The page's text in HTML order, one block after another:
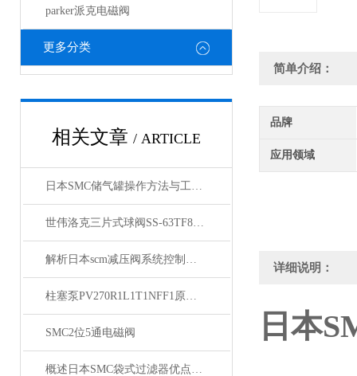
parker派克电磁阀
更多分类
相关文章 / ARTICLE
日本SMC储气罐操作方法与工作原理
世伟洛克三片式球阀SS-63TF8原装正品
解析日本scm减压阀系统控制简单
柱塞泵PV270R1L1T1NFF1原型号供货
SMC2位5通电磁阀
概述日本SMC袋式过滤器优点与维护方法
简单介绍：
品牌
应用领域
详细说明：
日本